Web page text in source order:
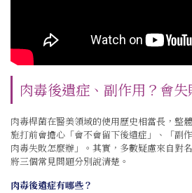
肉毒後遺症、副作用？會失
肉毒桿菌在醫美領域的使用歷史相當長，整
施打前會擔心「會不會留下後遺症」、「副
肉毒失敗怎麼辦」。其實，多數疑慮來自對
將三個常見問題分別說清楚。
肉毒後遺症有哪些？